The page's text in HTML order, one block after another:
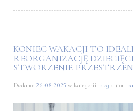
KONIEC WAKACJI TO
REORGANIZACJĘ
STWORZENIE
Dodano: 26-08-2025 w kategorii: blog autor: